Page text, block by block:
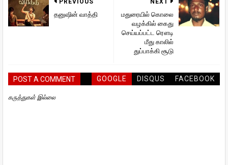
NEXT
மதுரையில் கொலை
வழக்கில் கைது
செய்யப்பட்ட ரௌடி
மீது காலில்
துப்பாக்கி சூடு
PREVIOUS
தனுஷின் வாத்தி
POST A COMMENT GOOGLE DISQUS FACEBOOK
கருத்துகள் இல்லை